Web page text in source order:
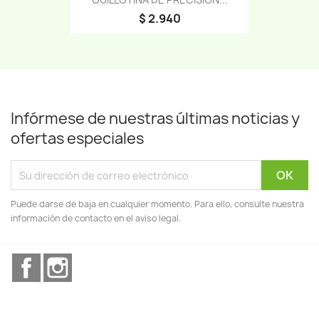
$ 2.940
Infórmese de nuestras últimas noticias y
ofertas especiales
Puede darse de baja en cualquier momento. Para ello, consulte nuestra
información de contacto en el aviso legal.
Facebook